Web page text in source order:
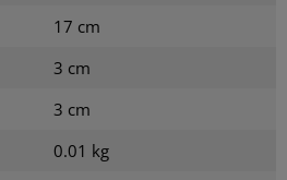
17 cm
3 cm
3 cm
0.01 kg